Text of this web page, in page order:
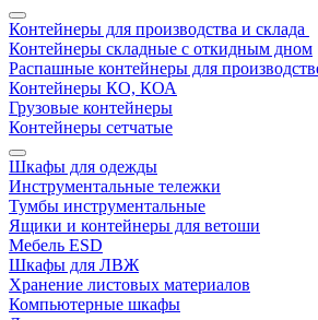
Контейнеры для производства и склада
Контейнеры складные с откидным дном
Распашные контейнеры для
Контейнеры КО, КОА
Грузовые контейнеры
Контейнеры сетчатые
Шкафы для одежды
Инструментальные тележки
Тумбы инструментальные
Ящики и контейнеры для ветоши
Мебель ESD
Шкафы для ЛВЖ
Хранение листовых материалов
Компьютерные шкафы